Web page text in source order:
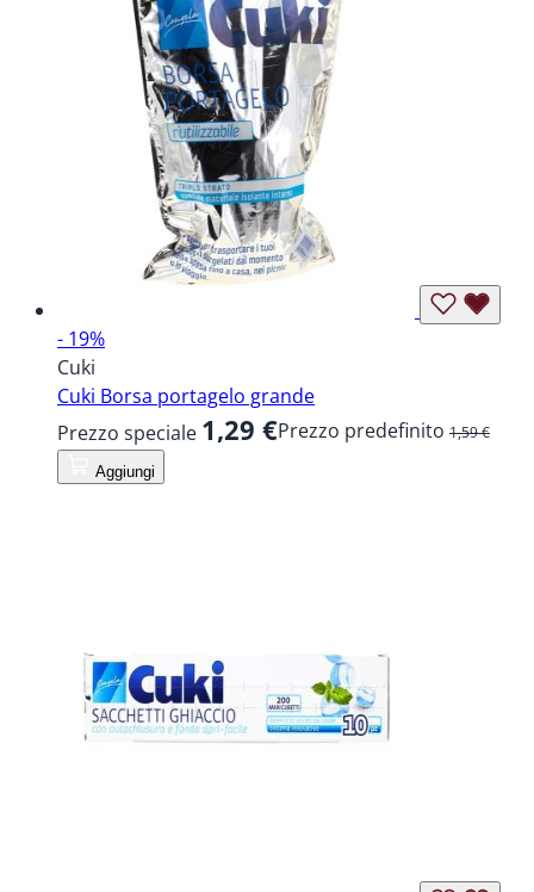
- 19%
Cuki
Cuki Borsa portagelo grande
Prezzo speciale 1,29 €Prezzo predefinito 1,59 €
Aggiungi